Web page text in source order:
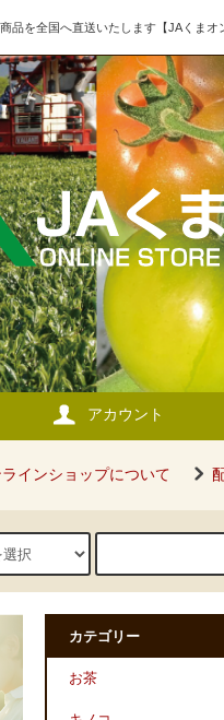
品を全国へ直送いたします【JAくまオ
アカウント
インショップについて
カテゴリー
お茶